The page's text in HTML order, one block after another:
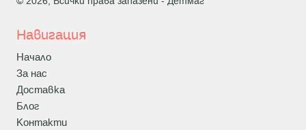
Навигация
Начало
За нас
Доставка
Блог
Контакти